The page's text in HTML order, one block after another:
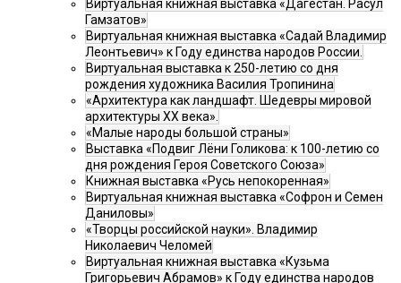
Виртуальная книжная выставка «Дагестан. Расул
Гамзатов»
Виртуальная книжная выставка «Садай Владимир
Леонтьевич» к Году единства народов России.
Виртуальная выставка к 250-летию со дня
рождения художника Василия Тропинина
«Архитектура как ландшафт. Шедевры мировой
архитектуры XX века».
«Малые народы большой страны»
Выставка «Подвиг Лёни Голикова: к 100-летию со
дня рождения Героя Советского Союза»
Книжная выставка «Русь непокоренная»
Виртуальная книжная выставка «Софрон и Семен
Даниловы»
«Творцы российской науки». Владимир
Николаевич Челомей
Виртуальная книжная выставка «Кузьма
Григорьевич Абрамов» к Году единства народов